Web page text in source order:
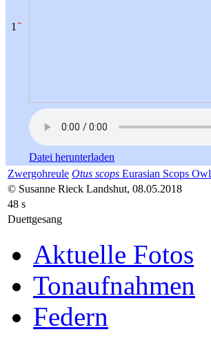
1
Datei herunterladen
Zwergohreule Otus scops Eurasian Scops Owl
© Susanne Rieck Landshut, 08.05.2018
48 s
Duettgesang
Aktuelle Fotos
Tonaufnahmen
Federn